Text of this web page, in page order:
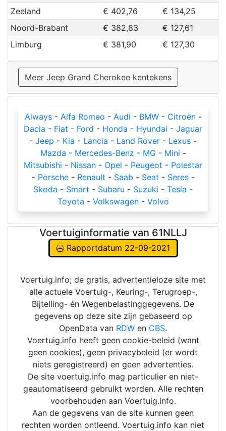
Zeeland
€ 402,76
€ 134,25
Noord-Brabant
€ 382,83
€ 127,61
Limburg
€ 381,90 € 127,30
Meer Jeep Grand Cherokee kentekens
Aiways- Alfa Romeo - Audi - BMW- Citroën-
Dacia - Fiat - Ford - Honda - Hyundai - Jaguar
- Jeep - Kia - Lancia - Land Rover - Lexus -
Mazda - Mercedes-Benz - MG - Mini -
Mitsubishi - Nissan - Opel - Peugeot - Polestar
- Porsche- Renault - Saab - Seat - Seres-
Skoda - Smart - Subaru - Suzuki - Tesla -
Toyota - Volkswagen- Volvo
Voertuiginformatie van 61NLLJ
Rapportdatum 22-09-2021
Voertuig.info; de gratis, advertentieloze site met
alle actuele Voertuig-, Keuring-, Terugroep-,
Bijtelling- én Wegenbelastinggegevens. De
gegevens op deze site zijn gebaseerd op
OpenData van RDW en CBS.
Voertuig.info heeft geen cookie-beleid (want
geen cookies), geen privacybeleid (er wordt
niets geregistreerd) en geen advertenties.
De site voertuig.info mag particulier en niet-
geautomatiseerd gebruikt worden. Alle rechten
voorbehouden aan Voertuig.info.
Aan de gegevens van de site kunnen geen
rechten worden ontleend. Voertuig.info kan niet